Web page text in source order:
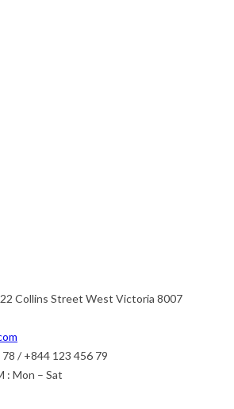
Collins Street West Victoria 8007
/ +844 123 456 79
: Mon – Sat